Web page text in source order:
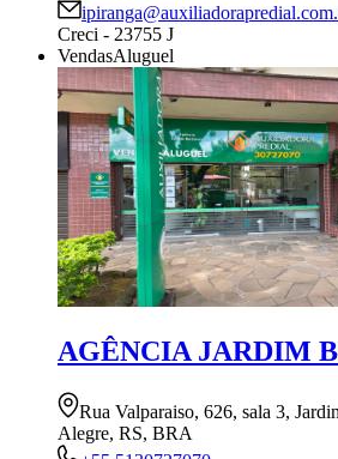
Creci - 23755 J
VendasAluguel
AGÊNCIA JARDIM
Rua Valparaiso, 626, sala 3,
Alegre, RS, BRA